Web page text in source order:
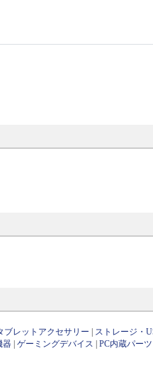
ブレットアクセサリー ストレージ・
器 |ゲーミングデバイス |PC内蔵パーツ